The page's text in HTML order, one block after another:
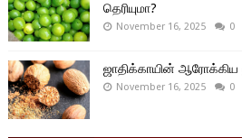
தெரியுமா?
November 16, 2025 0
ஜாதிக்காயின்
November 16, 2025 0